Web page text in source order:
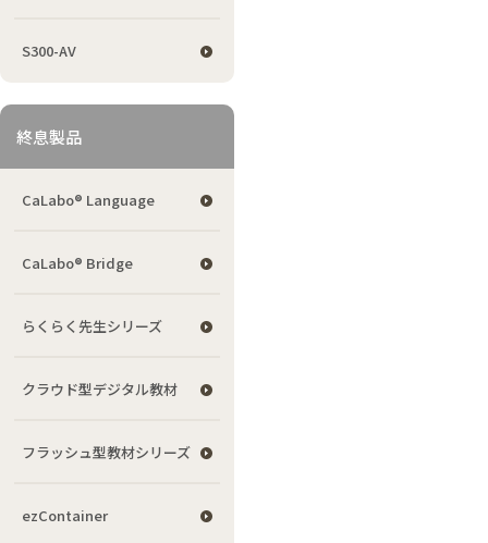
S300-AV
終息製品
CaLabo® Language
CaLabo® Bridge
らくらく先生シリーズ
クラウド型デジタル教材
フラッシュ型教材シリーズ
ezContainer